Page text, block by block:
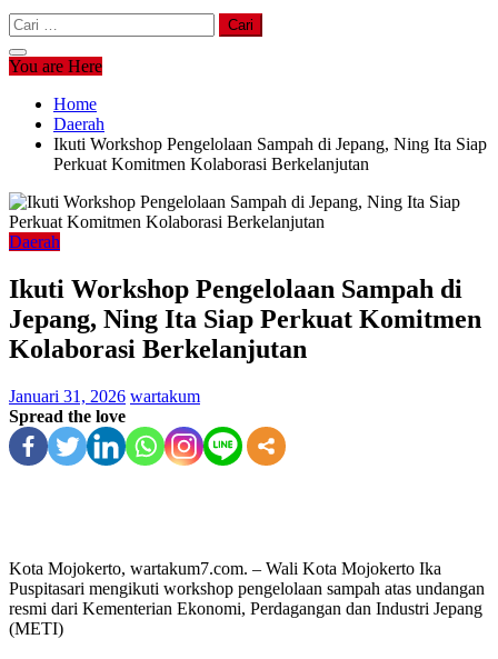
Cari
untuk:
You are Here
Home
Daerah
Ikuti Workshop Pengelolaan Sampah di Jepang, Ning Ita Siap
Perkuat Komitmen Kolaborasi Berkelanjutan
Daerah
Ikuti Workshop Pengelolaan Sampah di
Jepang, Ning Ita Siap Perkuat Komitmen
Kolaborasi Berkelanjutan
Januari 31, 2026 wartakum
Spread the love
Kota Mojokerto, wartakum7.com. – Wali Kota Mojokerto Ika
Puspitasari mengikuti workshop pengelolaan sampah atas undangan
resmi dari Kementerian Ekonomi, Perdagangan dan Industri Jepang
(METI)